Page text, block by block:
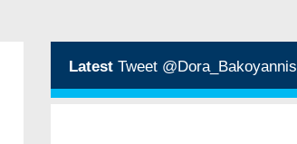
Latest Tweet @Dora_Bakoyannis